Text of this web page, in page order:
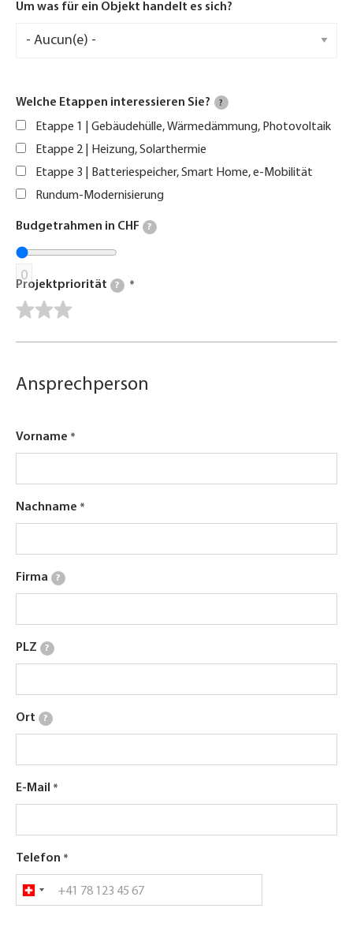
Um was für ein Objekt handelt es sich?
Welche Etappen interessieren Sie? ?
Etappe 1 | Gebäudehülle, Wärmedämmung, Photovoltaik
Etappe 2 | Heizung, Solarthermie
Etappe 3 | Batteriespeicher, Smart Home, e-Mobilität
Rundum-Modernisierung
Budgetrahmen in CHF ?
0
Projektpriorität ?
Ansprechperson
Vorname
Nachname
Firma ?
PLZ ?
Ort ?
E-Mail
Telefon